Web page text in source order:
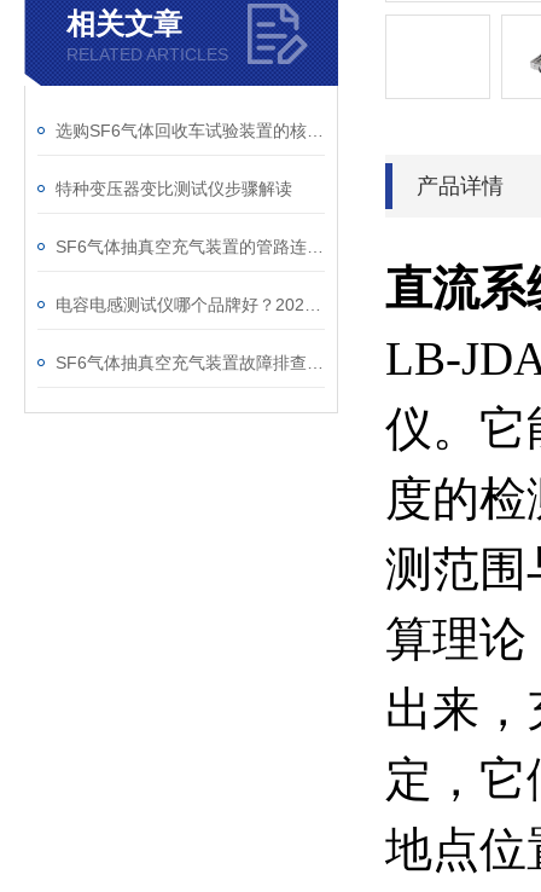
相关文章
RELATED ARTICLES
特种变压器变比测试仪步骤解读 产品详情
直流系
LB-
仪。
度的
测范围
算理论
出来
定，
地点位